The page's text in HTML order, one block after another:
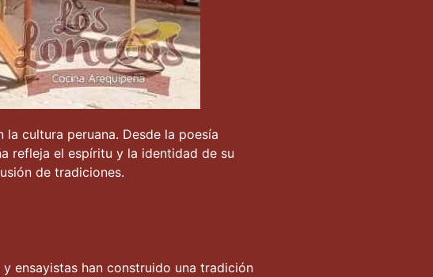
cultura peruana. Desde la poesía
refleja el espíritu y la identidad de su
de tradiciones.
ensayistas han construido una tradición